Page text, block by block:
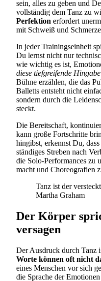
sein, alles zu geben und
vollständig dem Tanz zu
Perfektion erfordert
mit Schweiß und
In jeder Trainingseinheit
Du lernst nicht nur
wie wichtig es ist,
diese tiefgreifende Hingabe
Bühne erzählen, die das
Balletts entsteht nicht
sondern durch die
steckt.
Die Bereitschaft,
kann große Fortschritte
hingibst, erkennst Du,
ständiges Streben nach
die Solo-Performances zu
macht und Choreografien
Tanz ist der
Martha Graham
Der Körper
versagen
Der Ausdruck durch Tanz
Worte können oft nicht
eines Menschen vor sich
die Sprache der